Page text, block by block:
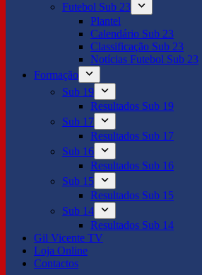
Futebol Sub 23
Plantel
Calendário Sub 23
Classificação Sub 23
Notícias Futebol Sub 23
Formação
Sub 19
Resultados Sub 19
Sub 17
Resultados Sub 17
Sub 16
Resultados Sub 16
Sub 15
Resultados Sub 15
Sub 14
Resultados Sub 14
Gil Vicente TV
Loja Online
Contactos